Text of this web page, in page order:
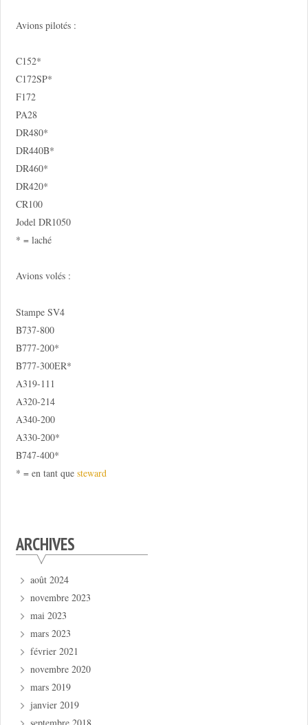
Avions pilotés :
C152*
C172SP*
F172
PA28
DR480*
DR440B*
DR460*
DR420*
CR100
Jodel DR1050
* = laché
Avions volés :
Stampe SV4
B737-800
B777-200*
B777-300ER*
A319-111
A320-214
A340-200
A330-200*
B747-400*
* = en tant que steward
ARCHIVES
août 2024
novembre 2023
mai 2023
mars 2023
février 2021
novembre 2020
mars 2019
janvier 2019
septembre 2018